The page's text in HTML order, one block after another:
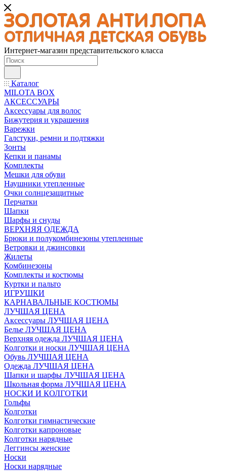
Интернет-магазин представительского класса
Каталог
MILOTA BOX
АКСЕССУАРЫ
Аксессуары для волос
Бижутерия и украшения
Варежки
Галстуки, ремни и подтяжки
Зонты
Кепки и панамы
Комплекты
Мешки для обуви
Наушники утепленные
Очки солнцезащитные
Перчатки
Шапки
Шарфы и снуды
ВЕРХНЯЯ ОДЕЖДА
Брюки и полукомбинезоны утепленные
Ветровки и джинсовки
Жилеты
Комбинезоны
Комплекты и костюмы
Куртки и пальто
ИГРУШКИ
КАРНАВАЛЬНЫЕ КОСТЮМЫ
ЛУЧШАЯ ЦЕНА
Аксессуары ЛУЧШАЯ ЦЕНА
Белье ЛУЧШАЯ ЦЕНА
Верхняя одежда ЛУЧШАЯ ЦЕНА
Колготки и носки ЛУЧШАЯ ЦЕНА
Обувь ЛУЧШАЯ ЦЕНА
Одежда ЛУЧШАЯ ЦЕНА
Шапки и шарфы ЛУЧШАЯ ЦЕНА
Школьная форма ЛУЧШАЯ ЦЕНА
НОСКИ И КОЛГОТКИ
Гольфы
Колготки
Колготки гимнастические
Колготки капроновые
Колготки нарядные
Леггинсы женские
Носки
Носки нарядные